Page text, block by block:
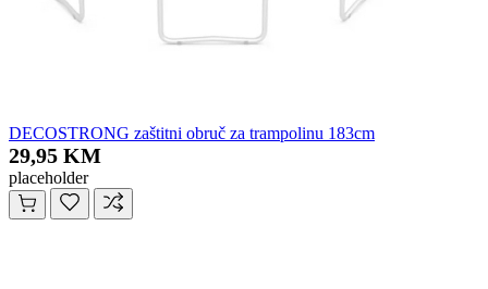
DECOSTRONG zaštitni obruč za trampolinu 183cm
29,95 KM
placeholder